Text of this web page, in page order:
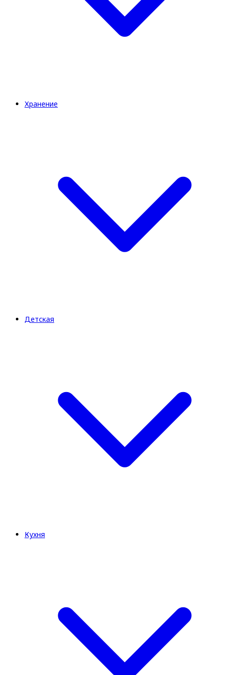
Хранение
Детская
Кухня